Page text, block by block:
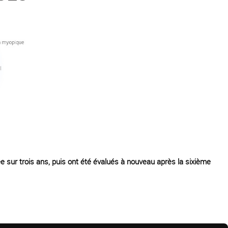
sur trois ans, puis ont été évalués à nouveau après la sixième